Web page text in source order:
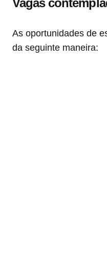
Vagas
As oportunidades de
da seguinte maneira: